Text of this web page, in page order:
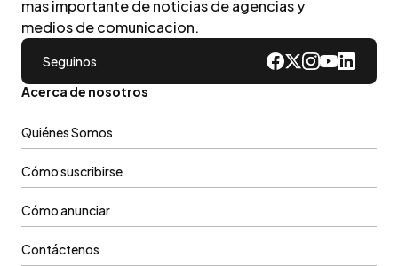
mas importante de noticias de agencias y
medios de comunicacion.
Seguinos
Acerca de nosotros
Quiénes Somos
Cómo suscribirse
Cómo anunciar
Contáctenos